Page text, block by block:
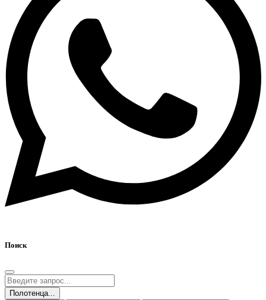
Поиск
Полотенца...